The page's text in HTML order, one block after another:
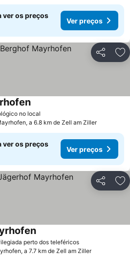
ver os preços
Ver preços
Partilhar
no local
Ver preços
a 6.8 km de Zell am Ziller
ver os preços
Ver preços
Partilhar
perto dos teleféricosVer preços
Ver preços
a 7.7 km de Zell am Ziller